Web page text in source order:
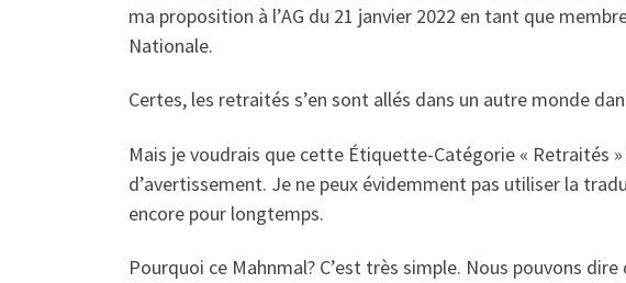
ma proposition à l’AG du 21 janvier 2022 en tant que
Nationale.
Certes, les retraités s’en sont allés dans un autre monde
Mais je voudrais que cette Étiquette-Catégorie « Retraités
d’avertissement. Je ne peux évidemment pas utiliser la
encore pour longtemps.
Pourquoi ce Mahnmal? C’est très simple. Nous pouvons